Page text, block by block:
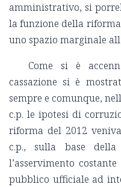
amministrativo, si
la funzione della
uno spazio marginale
Come si è
cassazione si è
sempre e comunque,
c.p. le ipotesi di
riforma del 2012
c.p., sulla base della
l’asservimento
pubblico ufficiale ad